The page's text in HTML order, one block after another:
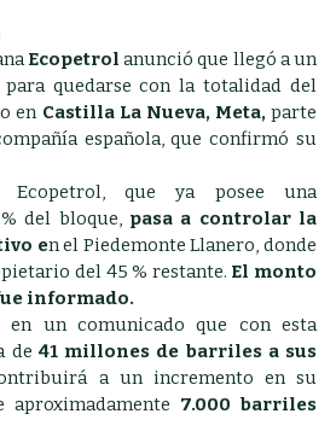
Ecopetrol anunció que llegó a un
para quedarse con la totalidad del
enCastilla La Nueva, Meta,parte
española, que confirmó su
Ecopetrol, que ya posee una
del bloque, pasa a controlar la
en el Piedemonte Llanero, donde
del 45 % restante. El monto
informado.
en un comunicado que con esta
de 41 millones de barriles a sus
a un incremento en su
7.000 barriles